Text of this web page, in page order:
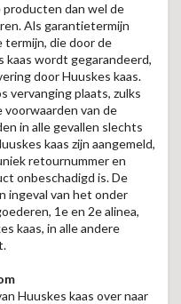
dan wel de
Als garantietermijn
die door de
kaas wordt gegarandeerd,
door Huuskes kaas.
vervanging plaats, zulks
voorwaarden van de
in alle gevallen slechts
kaas zijn aangemeld,
retournummer en
onbeschadigd is. De
ingeval van het onder
1e en 2e alinea,
kaas, in alle andere
Huuskes kaas over naar